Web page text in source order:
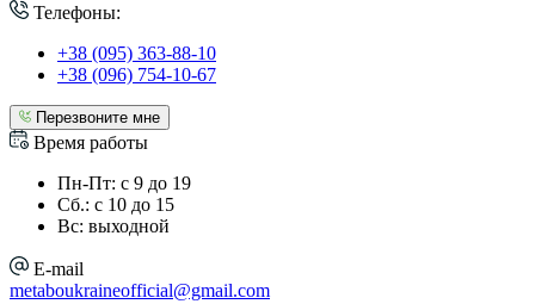
Телефоны:
+38 (095) 363-88-10
+38 (096) 754-10-67
Перезвоните мне
Время работы
Пн-Пт: с 9 до 19
Сб.: с 10 до 15
Вс: выходной
E-mail
metaboukraineofficial@gmail.com